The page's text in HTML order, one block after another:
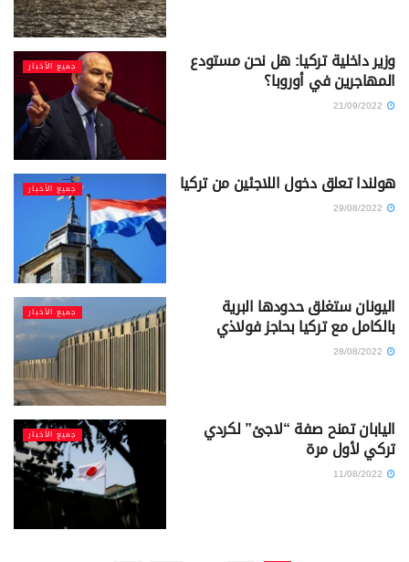
جميع الأخبار وزير داخلية تركيا: هل نحن مستودع
المهاجرين في أوروبا؟
جميع الأخبار هولندا تعلق دخول اللاجئين من تركيا
جميع الأخبار اليونان ستغلق حدودها البرية
بالكامل مع تركيا بحاجز فولاذي
جميع الأخبار اليابان تمنح صفة “لاجئ” لكردي
تركي لأول مرة